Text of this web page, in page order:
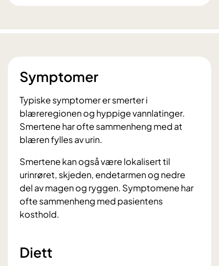
Symptomer
Typiske symptomer er smerter i
blæreregionen og hyppige vannlatinger.
Smertene har ofte sammenheng med at
blæren fylles av urin.
Smertene kan også være lokalisert til
urinrøret, skjeden, endetarmen og nedre
del av magen og ryggen. Symptomene har
ofte sammenheng med pasientens
kosthold.
Diett